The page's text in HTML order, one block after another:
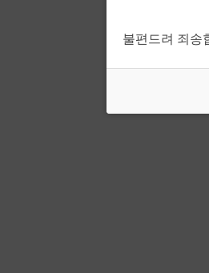
불편드려 죄송